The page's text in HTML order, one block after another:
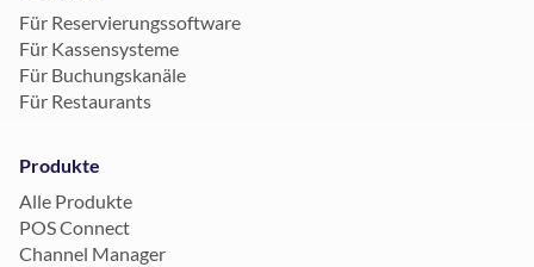
Für Reservierungssoftware
Für Kassensysteme
Für Buchungskanäle
Für Restaurants
Produkte
Alle Produkte
POS Connect
Channel Manager